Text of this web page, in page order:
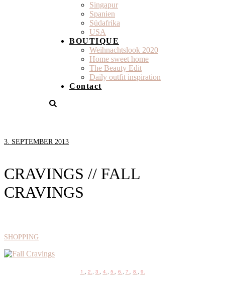
Singapur
Spanien
Südafrika
USA
BOUTIQUE
Weihnachtslook 2020
Home sweet home
The Beauty Edit
Daily outfit inspiration
Contact
3. SEPTEMBER 2013
CRAVINGS // FALL
CRAVINGS
SHOPPING
1., 2., 3., 4., 5., 6., 7., 8., 9.